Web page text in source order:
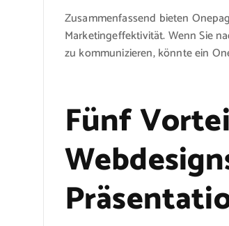
Zusammenfassend bieten
Marketingeffektivität. Wenn Sie
zu kommunizieren, könnte ein
Fünf